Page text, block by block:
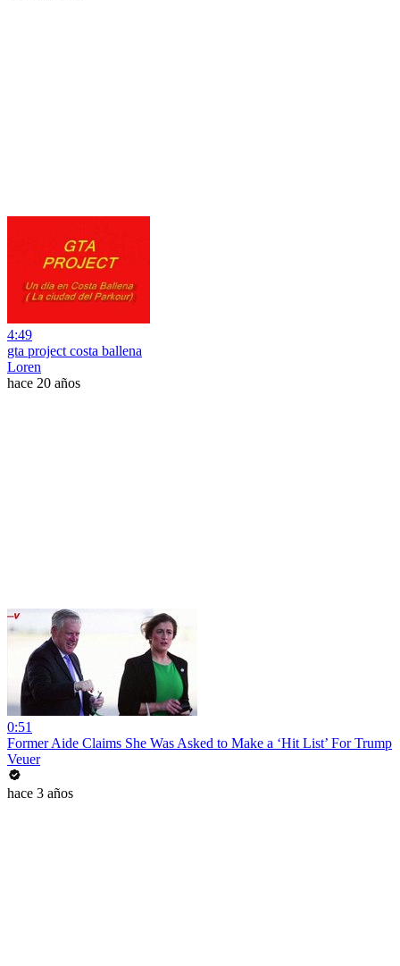
4:49
gta project costa ballena
Loren
hace 20 años
0:51
Former Aide Claims She Was Asked to Make a ‘Hit List’ For Trump
Veuer
hace 3 años